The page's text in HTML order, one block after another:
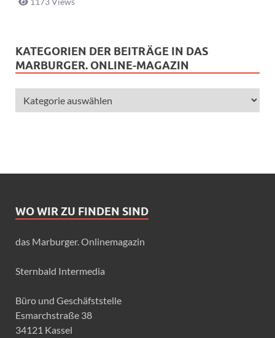
KATEGORIEN DER BEITRÄGE IN DAS
MARBURGER. ONLINE-MAGAZIN
WO WIR ZU FINDEN SIND
das Marburger. Onlinemagazin
Sternbald Intermedia
Büro und Geschäfststelle
Esmarchstraße 38
34121 Kassel